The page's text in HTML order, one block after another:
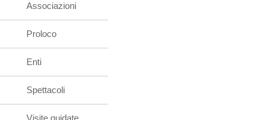
Associazioni
Proloco
Enti
Spettacoli
Visite guidate